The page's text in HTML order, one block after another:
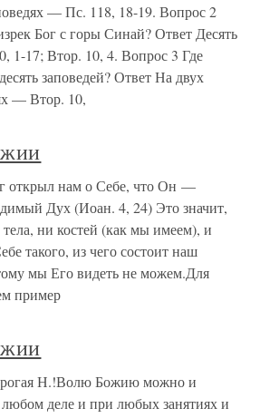
— Пс. 118, 18-19. Вопрос 2
Бог с горы Синай? Ответ Десять
1-17; Втор. 10, 4. Вопрос 3 Где
заповедей? Ответ На двух
— Втор. 10,
открыл нам о Себе, что Он —
Дух (Иоан. 4, 24) Это значит,
ни костей (как мы имеем), и
такого, из чего состоит наш
мы Его видеть не можем.Для
пример
Н.!Волю Божию можно и
деле и при любых занятиях и